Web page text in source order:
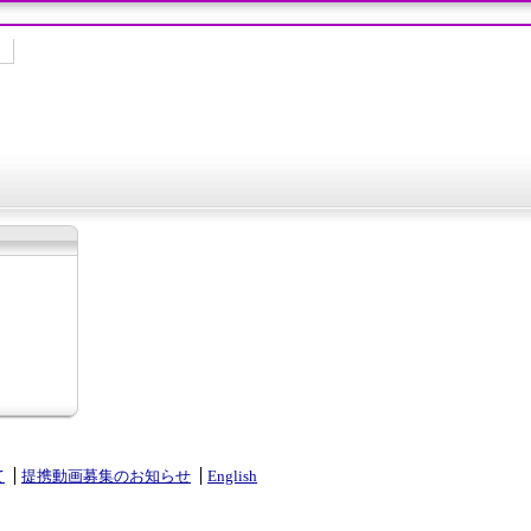
提携動画募集のお知らせ English